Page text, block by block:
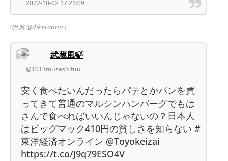
2022-10-02 17:21:09
（出典 @diketannn）
武蔵風🍃
@1013musashifuu
安く食べたいんだったらパテとかパンを買
ってきて普通のマルシンハンバーグでもは
さんで食べればいいんじゃないの？日本人
はビッグマック410円の貧しさを知らない #
東洋経済オンライン @Toyokeizai
https://t.co/J9q79ESO4V